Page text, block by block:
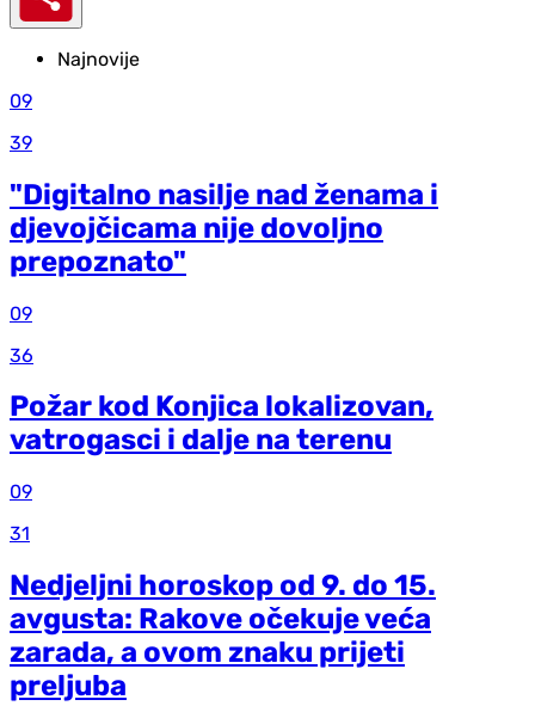
Najnovije
09
39
"Digitalno nasilje nad ženama i
djevojčicama nije dovoljno
prepoznato"
09
36
Požar kod Konjica lokalizovan,
vatrogasci i dalje na terenu
09
31
Nedjeljni horoskop od 9. do 15.
avgusta: Rakove očekuje veća
zarada, a ovom znaku prijeti
preljuba